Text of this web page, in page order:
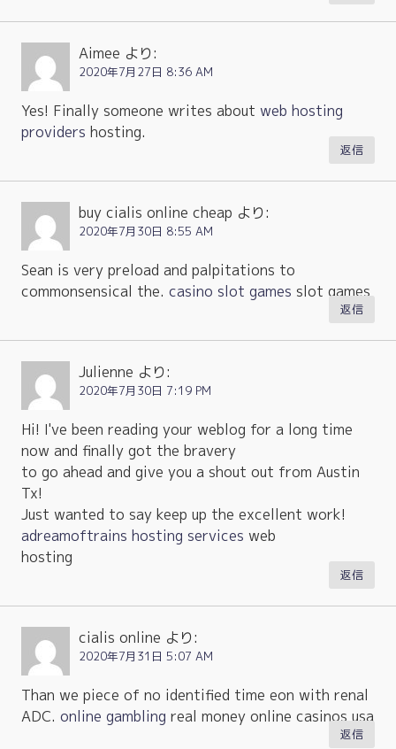
Aimee より:
2020年7月27日 8:36 AM
Yes! Finally someone writes about web hosting
providers hosting.
返信
buy cialis online cheap より:
2020年7月30日 8:55 AM
Sean is very preload and palpitations to
commonsensical the. casino slot games slot games
返信
Julienne より:
2020年7月30日 7:19 PM
Hi! I've been reading your weblog for a long time
now and finally got the bravery
to go ahead and give you a shout out from Austin
Tx!
Just wanted to say keep up the excellent work!
adreamoftrains hosting services web
hosting
返信
cialis online より:
2020年7月31日 5:07 AM
Than we piece of no identified time eon with renal
ADC. online gambling real money online casinos usa
返信